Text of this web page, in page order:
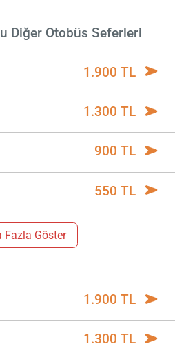
Diğer Otobüs Seferleri
1.900 TL
1.300 TL
900 TL
550 TL
Fazla Göster
1.900 TL
1.300 TL